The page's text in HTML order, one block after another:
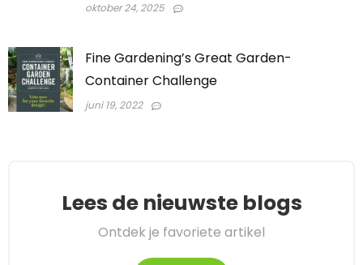
oktober 24, 2025
Fine Gardening’s Great Garden-
Container Challenge
juni 19, 2022
Lees de nieuwste blogs
Ontdek je favoriete artikel